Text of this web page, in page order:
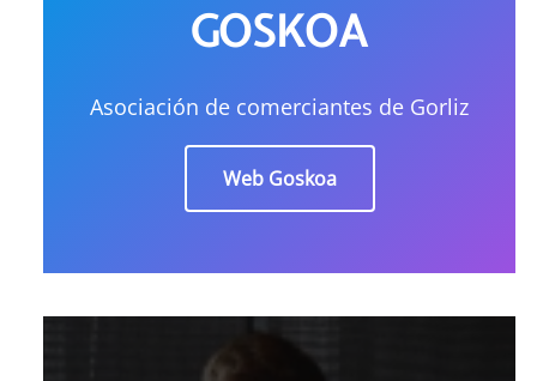
GOSKOA
Asociación de comerciantes de Gorliz
Web Goskoa